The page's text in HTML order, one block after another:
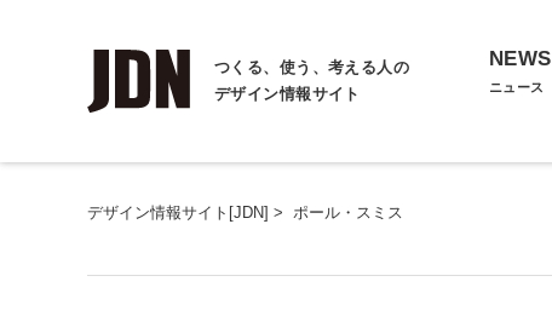
つくる、使う、考える人の
デザイン情報サイト
NEWS
ニュース
デザイン情報サイト[JDN] > ポール・スミス